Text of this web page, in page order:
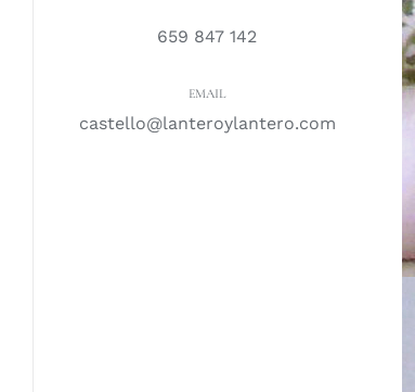
659 847 142
EMAIL
castello@lanteroylantero.com